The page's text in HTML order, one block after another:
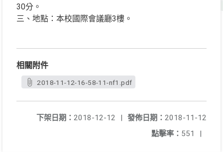
30分。
三、地點：本校國際會議廳3樓。
相關附件
2018-11-12-16-58-11-nf1.pdf
發佈日期： 2018-11-12
下架日期： 2018-12-12
|
點擊率： 551 |